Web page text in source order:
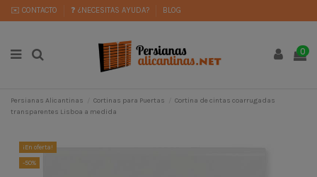
✉️ CONTACTO ❓ ¿NECESITAS AYUDA? BLOG
0
Persianas Alicantinas Cortinas para Puertas
Cortina de cintas coarrugadas
transparentes Lisboa a medida
¡En oferta!
-50%